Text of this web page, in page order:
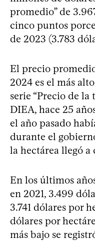
promedio” de
cinco puntos
de 2023 (3.783
El precio
2024 es el más
serie “Precio de
DIEA, hace 25
el año pasado
durante el
la hectárea llegó a
En los últimos
en 2021, 3.499
3.741 dólares por
dólares por
más bajo se